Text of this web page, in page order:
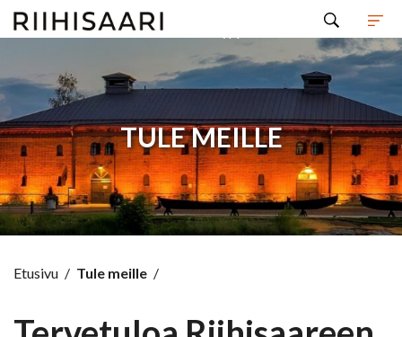
TULE MEILLE
Etusivu / Tule meille /